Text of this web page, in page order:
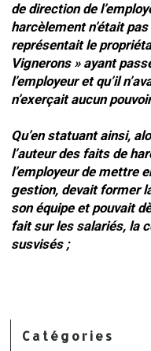
de direction de
harcèlement n’était
représentait le
Vignerons » ayant
l’employeur et qu’il
n’exerçait aucun
Qu’en statuant ainsi,
l’auteur des faits de
l’employeur de mettre
gestion, devait former
son équipe et pouvait
fait sur les salariés, la
susvisés ;
Catégories